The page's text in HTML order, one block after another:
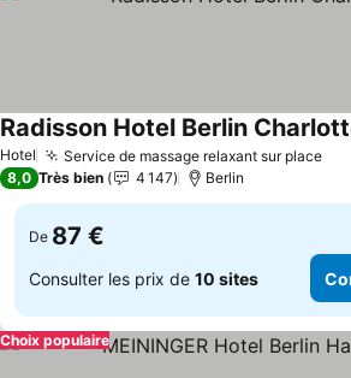
Hotel Service de massage relaxant sur place
Radisson Hotel Berlin
8,0 Très bien 4 147 Berlin
De 87 €
Consulter les prix de 10 sites
Choix populaire